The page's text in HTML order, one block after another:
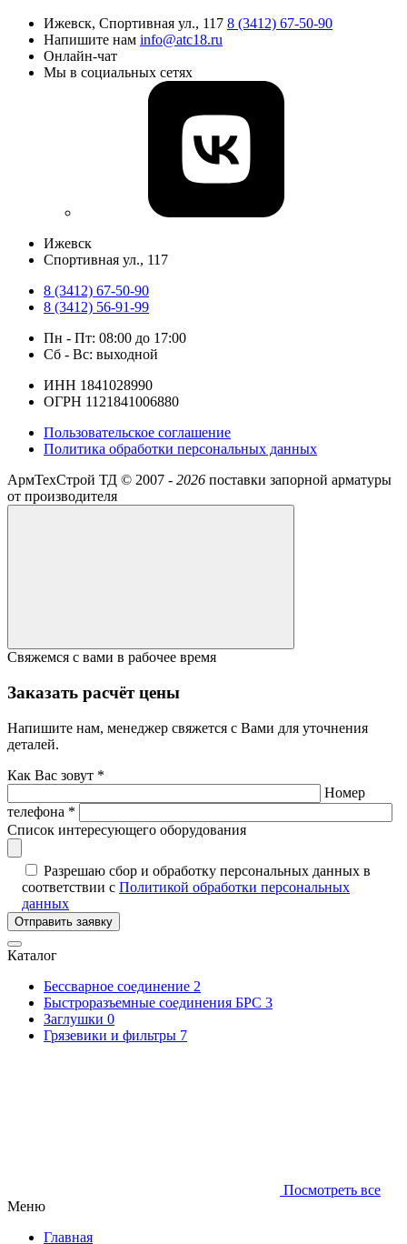
Ижевск, Спортивная ул., 117 8 (3412) 67-50-90
Напишите нам info@atc18.ru
Онлайн-чат
Мы в социальных сетях
Ижевск
​Спортивная ул., 117
8 (3412) 67-50-90
8 (3412) 56-91-99
Пн - Пт: 08:00 до 17:00
Сб - Вс: выходной
ИНН 1841028990
ОГРН 1121841006880
Пользовательское соглашение
Политика обработки персональных данных
АрмТехСтрой ТД © 2007 - 2026 поставки запорной арматуры
от производителя
Свяжемся с вами в рабочее время
Заказать расчёт цены
Напишите нам, менеджер свяжется с Вами для уточнения
деталей.
Как Вас зовут *
Номер
телефона *
Список интересующего оборудования
Разрешаю сбор и обработку персональных данных в
соответствии с Политикой обработки персональных
данных
Отправить заявку
Каталог
Бессварное соединение 2
Быстроразъемные соединения БРС 3
Заглушки 0
Грязевики и фильтры 7
Посмотреть все
Меню
Главная